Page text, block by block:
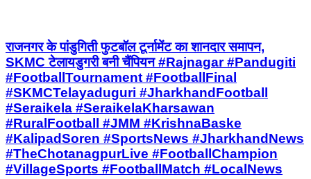
राजनगर के पांडुगिती फुटबॉल टूर्नामेंट का शानदार समापन,
SKMC टेलायडुगरी बनी चैंपियन #Rajnagar #Pandugiti
#FootballTournament #FootballFinal
#SKMCTelayaduguri #JharkhandFootball
#Seraikela #SeraikelaKharsawan
#RuralFootball #JMM #KrishnaBaske
#KalipadSoren #SportsNews #JharkhandNews
#TheChotanagpurLive #FootballChampion
#VillageSports #FootballMatch #LocalNews